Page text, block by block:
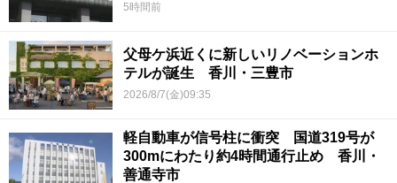
5時間前
父母ケ浜近くに新しいリノベーションホ
テルが誕生 香川・三豊市
2026/8/7(金)09:35
軽自動車が信号柱に衝突 国道319号が
300mにわたり約4時間通行止め 香川・
善通寺市